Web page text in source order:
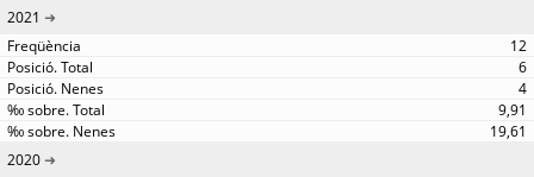
2021
12
6
4
9,91
19,61
2020